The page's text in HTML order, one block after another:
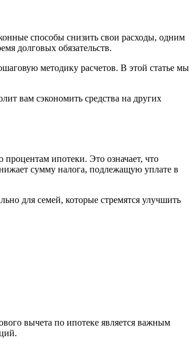
способы снизить свои расходы, одним
долговых обязательств.
методику расчетов. В этой статье мы
вам сэкономить средства на других
ипотеки. Это означает, что
сумму налога, подлежащую уплате в
для семей, которые стремятся улучшить
вычета по ипотеке является важным